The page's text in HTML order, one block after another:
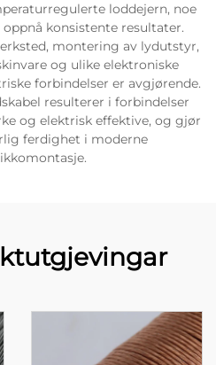
loddejern, noe
konsistente resultater.
montering av lydutstyr,
og ulike elektroniske
forbindelser er avgjørende.
resulterer i forbindelser
og elektrisk effektive, og gjør
ferdighet i moderne